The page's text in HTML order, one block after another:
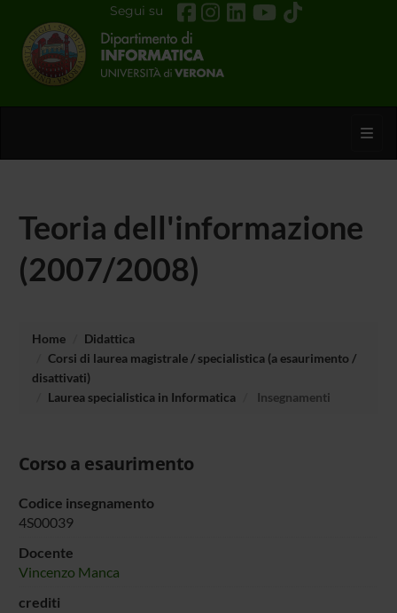
Segui su
Teoria dell'informazione
(2007/2008)
Home
Didattica
Corsi di laurea magistrale / specialistica (a esaurimento /
disattivati)
Laurea specialistica in Informatica
Insegnamenti
Corso a esaurimento
Codice insegnamento
4S00039
Docente
Vincenzo Manca
crediti